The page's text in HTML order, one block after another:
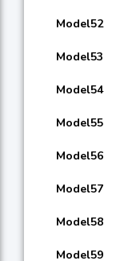
Model52
Model53
Model54
Model55
Model56
Model57
Model58
Model59